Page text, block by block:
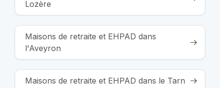
Lozère
Maisons de retraite et EHPAD dans
l'Aveyron
Maisons de retraite et EHPAD dans le Tarn